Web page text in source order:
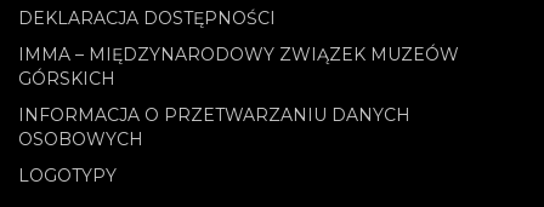
DEKLARACJA DOSTĘPNOŚCI
IMMA – MIĘDZYNARODOWY ZWIĄZEK MUZEÓW
GÓRSKICH
INFORMACJA O PRZETWARZANIU DANYCH
OSOBOWYCH
LOGOTYPY